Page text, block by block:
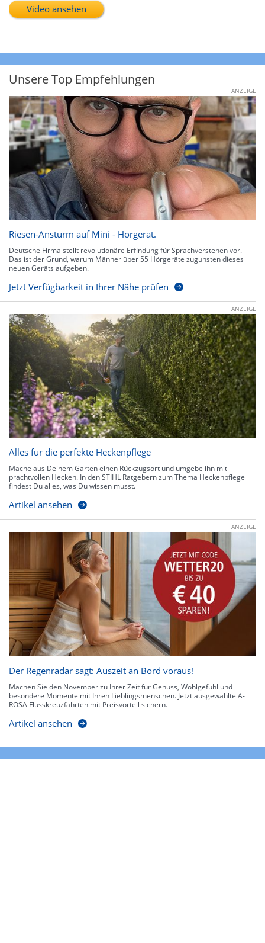
Video ansehen
Unsere Top Empfehlungen
ANZEIGE
Riesen-Ansturm auf Mini - Hörgerät.
Deutsche Firma stellt revolutionäre Erfindung für Sprachverstehen vor.
Das ist der Grund, warum Männer über 55 Hörgeräte zugunsten dieses
neuen Geräts aufgeben.
Jetzt Verfügbarkeit in Ihrer Nähe prüfen
ANZEIGE
Alles für die perfekte Heckenpflege
Mache aus Deinem Garten einen Rückzugsort und umgebe ihn mit
prachtvollen Hecken. In den STIHL Ratgebern zum Thema Heckenpflege
findest Du alles, was Du wissen musst.
Artikel ansehen
ANZEIGE
Der Regenradar sagt: Auszeit an Bord voraus!
Machen Sie den November zu Ihrer Zeit für Genuss, Wohlgefühl und
besondere Momente mit Ihren Lieblingsmenschen. Jetzt ausgewählte A-
ROSA Flusskreuzfahrten mit Preisvorteil sichern.
Artikel ansehen